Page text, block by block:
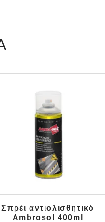
Σπρέι αντιολισθητικό
Ambrosol 400ml